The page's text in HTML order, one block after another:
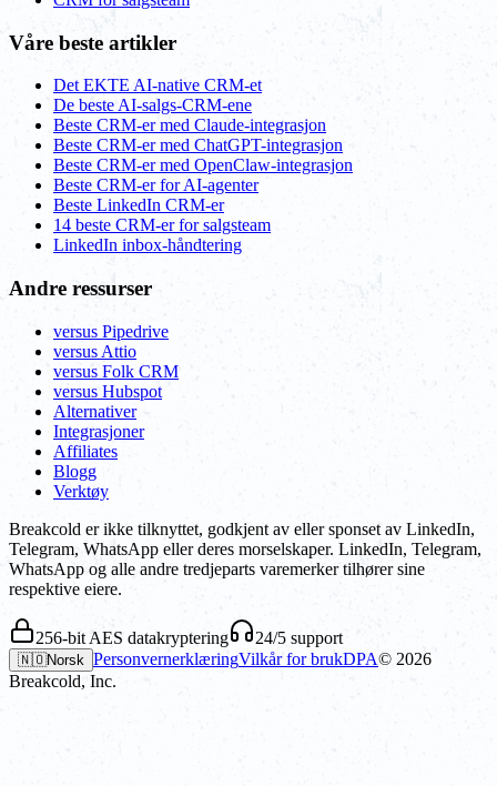
Våre beste artikler
Det EKTE AI-native CRM-et
De beste AI-salgs-CRM-ene
Beste CRM-er med Claude-integrasjon
Beste CRM-er med ChatGPT-integrasjon
Beste CRM-er med OpenClaw-integrasjon
Beste CRM-er for AI-agenter
Beste LinkedIn CRM-er
14 beste CRM-er for salgsteam
LinkedIn inbox-håndtering
Andre ressurser
versus Pipedrive
versus Attio
versus Folk CRM
versus Hubspot
Alternativer
Integrasjoner
Affiliates
Blogg
Verktøy
Breakcold er ikke tilknyttet, godkjent av eller sponset av LinkedIn,
Telegram, WhatsApp eller deres morselskaper. LinkedIn, Telegram,
WhatsApp og alle andre tredjeparts varemerker tilhører sine
respektive eiere.
256-bit AES datakryptering 24/5 support
🇳🇴Norsk PersonvernerklæringVilkår for brukDPA© 2026
Breakcold, Inc.